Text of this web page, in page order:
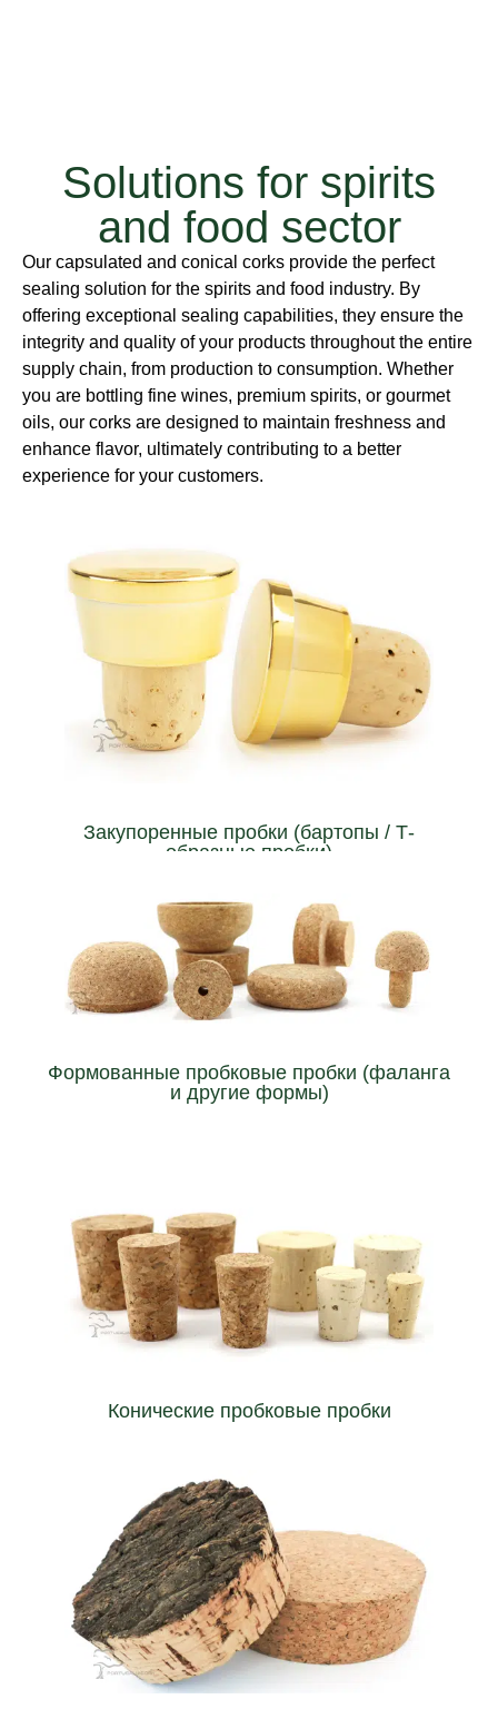
Solutions for spirits
and food sector
Our capsulated and conical corks provide the perfect
sealing solution for the spirits and food industry. By
offering exceptional sealing capabilities, they ensure the
integrity and quality of your products throughout the entire
supply chain, from production to consumption. Whether
you are bottling fine wines, premium spirits, or gourmet
oils, our corks are designed to maintain freshness and
enhance flavor, ultimately contributing to a better
experience for your customers.
Закупоренные пробки (бартопы / Т-
образные пробки)
Can be extracted multiple times from the bottle without
using a cork screw. A perfect solution for bottling fortified
wines, liquors, spirits...
Формованные пробковые пробки (фаланга
и другие формы)
литые пробки являются сильным отличием при
открывании бутылок.
Конические пробковые пробки
Изменяя размеры пробок (длина X диаметр верха /
диаметр низа), мы можем создать пробку, которая
подойдет для любой нестандартной бутылки или
банки.
Изготовленная из натуральной пробковой коры 100%,
эта пробка имеет естественный вид и подходит в
качестве крышки для всех типов получателей, таких
как банки и вазы.